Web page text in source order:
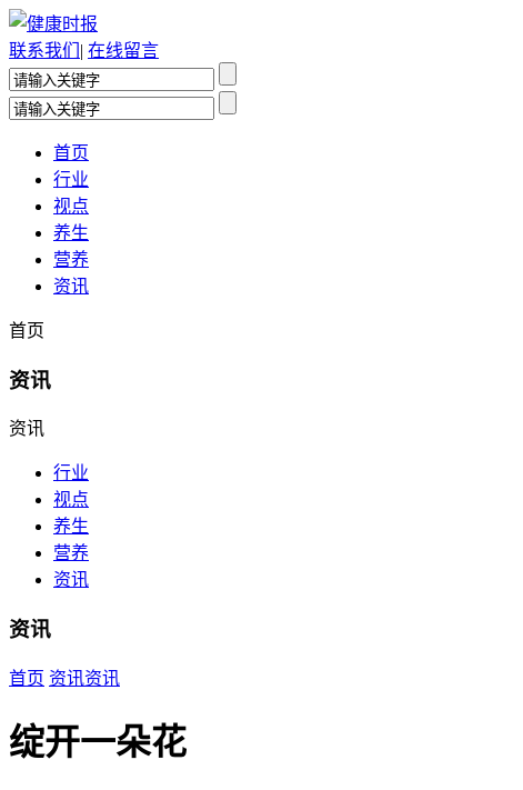
联系我们 | 在线留言
首页
行业
视点
养生
营养
资讯
首页
资讯
资讯
行业
视点
养生
营养
资讯
资讯
首页 资讯资讯
绽开一朵花